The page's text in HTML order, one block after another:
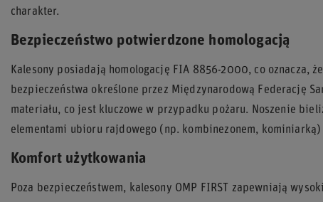
charakter.
Bezpieczeństwo potwierdzone homologacją
Kalesony posiadają homologację FIA 8856-2000, co oznacza,
bezpieczeństwa określone przez Międzynarodową Federację
materiału, co jest kluczowe w przypadku pożaru. Noszenie
elementami ubioru rajdowego (np. kombinezonem,
Komfort użytkowania
Poza bezpieczeństwem, kalesony OMP FIRST zapewniają